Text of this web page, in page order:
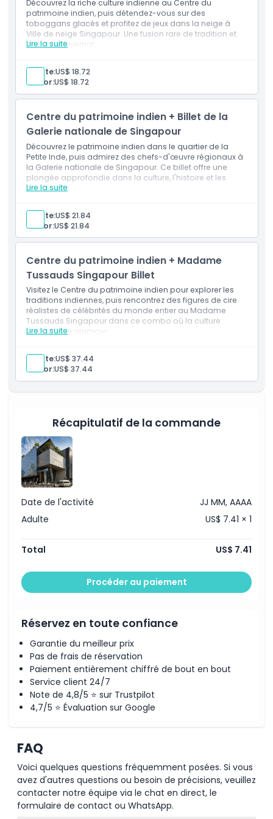
Exclus
À savoir
Emplacement
Comment s'y rendre
Politique d'annulation
Découvrez la riche culture indienne au Centre du
patrimoine indien, puis détendez-vous sur des
toboggans glacés et profitez de jeux dans la neige à
Ville de neige Singapour. Une fusion rare de tradition et
de plaisir hivernal.
Lire la suite
Profitez d'un mélange unique de patrimoine et de
plaisir hivernal avec ce combo Centre du patrimoine
indien & Ville de neige Singapour.
Plongez dans l'histoire et la culture indiennes, puis
Adulte:US$ 18.72
Sénior:US$ 18.72
Centre du patrimoine indien + Billet de la
Galerie nationale de Singapour
Découvrez le patrimoine indien dans le quartier de la
Petite Inde, puis admirez des chefs-d'œuvre régionaux à
la Galerie nationale de Singapour. Ce billet offre une
plongée approfondie dans la culture, l'histoire et les
beaux-arts.
Lire la suite
Découvrez le riche patrimoine culturel et artistique de
Singapour grâce à ce combiné Centre du
patrimoine indien & Galerie nationale de Singapour.
Explorez les contributions indiennes et l'histoire
d'Asie du Sud-Est.
Adulte:US$ 21.84
Sénior:US$ 21.84
Centre du patrimoine indien + Madame
Tussauds Singapour Billet
Visitez le Centre du patrimoine indien pour explorer les
traditions indiennes, puis rencontrez des figures de cire
réalistes de célébrités du monde entier au Madame
Tussauds Singapour dans ce combo où la culture
rencontre le glamour.
Lire la suite
Vivez un mélange de culture et de divertissement lié
aux célébrités avec ce combo Centre du patrimoine
indien & Madame Tussauds Singapour.
Adulte:US$ 37.44
Sénior:US$ 37.44
Récapitulatif de la commande
Date de l'activité
JJ MM, AAAA
Adulte
US$ 7.41 × 1
Total US$ 7.41
Procéder au paiement
Réservez en toute confiance
Garantie du meilleur prix
Pas de frais de réservation
Paiement entièrement chiffré de bout en bout
Service client 24/7
Note de 4,8/5 ⭐ sur Trustpilot
4,7/5 ⭐ Évaluation sur Google
FAQ
Voici quelques questions fréquemment posées. Si vous
avez d'autres questions ou besoin de précisions, veuillez
contacter notre équipe via le chat en direct, le
formulaire de contact ou WhatsApp.